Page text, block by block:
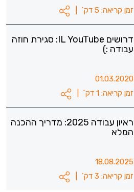
זמן קריאה: 5 דק`
דרושים IL YouTube: סגירת חוזה
עבודה :)
01.03.2020
זמן קריאה: 1 דק`
ראיון עבודה 2025: מדריך ההכנה
המלא
18.08.2025
זמן קריאה: 3 דק`